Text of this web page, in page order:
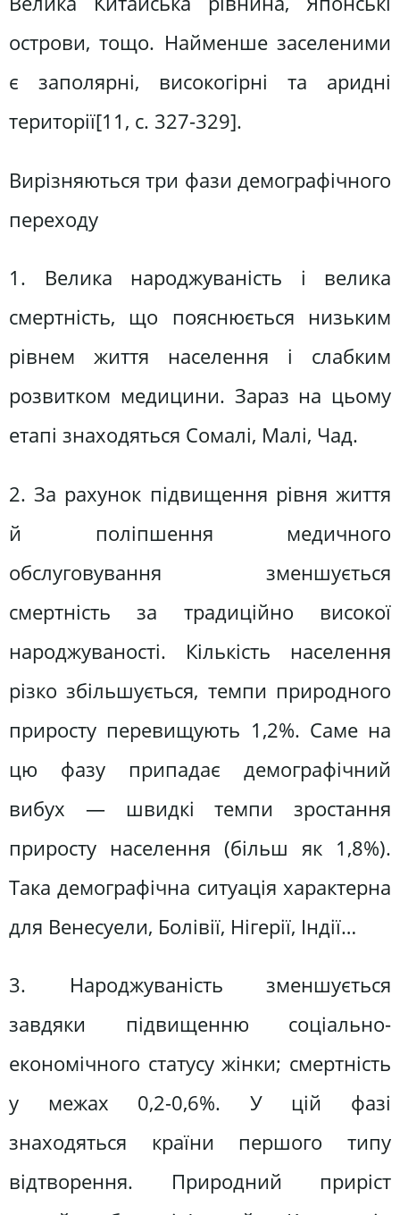
острови, тощо. Найменше заселеними
є заполярні, високогірні та аридні
території[11, c. 327-329].
Вирізняються три фази демографічного
переходу
1. Велика народжуваність і велика
смертність, що пояснюється низьким
рівнем життя населення і слабким
розвитком медицини. Зараз на цьому
етапі знаходяться Сомалі, Малі, Чад.
2. За рахунок підвищення рівня життя
й поліпшення медичного
обслуговування зменшується
смертність за традиційно високої
народжуваності. Кількість населення
різко збільшується, темпи природного
приросту перевищують 1,2%. Саме на
цю фазу припадає демографічний
вибух — швидкі темпи зростання
приросту населення (більш як 1,8%).
Така демографічна ситуація характерна
для Венесуели, Болівії, Нігерії, Індії…
3. Народжуваність зменшується
завдяки підвищенню соціально-
економічного статусу жінки; смертність
у межах 0,2-0,6%. У цій фазі
знаходяться країни першого типу
відтворення. Природний приріст